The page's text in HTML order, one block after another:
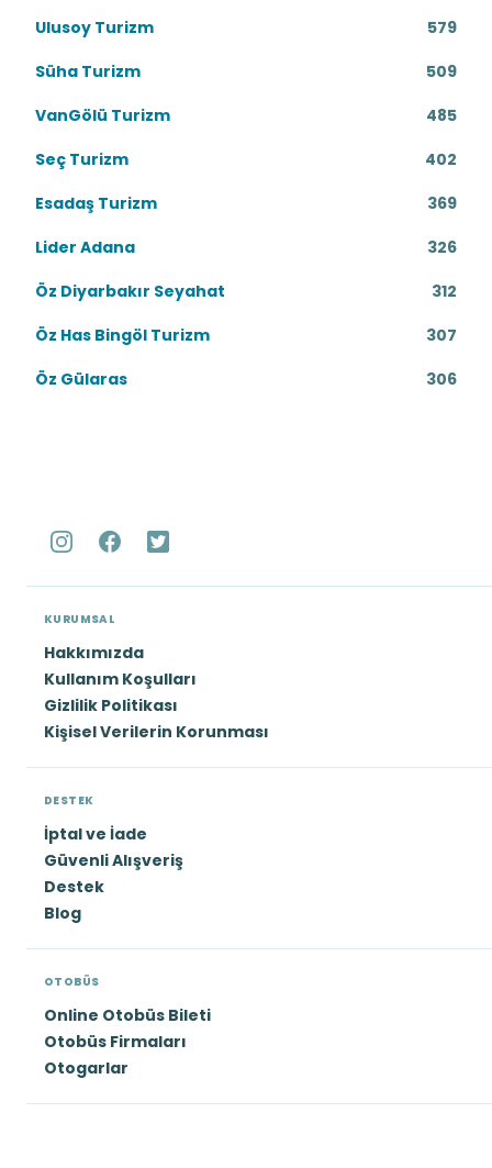
Ulusoy Turizm
579
Süha Turizm
509
VanGölü Turizm
485
Seç Turizm
402
Esadaş Turizm
369
Lider Adana
326
Öz Diyarbakır Seyahat
312
Öz Has Bingöl Turizm
307
Öz Gülaras
306
KURUMSAL
Hakkımızda
Kullanım Koşulları
Gizlilik Politikası
Kişisel Verilerin Korunması
DESTEK
İptal ve İade
Güvenli Alışveriş
Destek
Blog
OTOBÜS
Online Otobüs Bileti
Otobüs Firmaları
Otogarlar